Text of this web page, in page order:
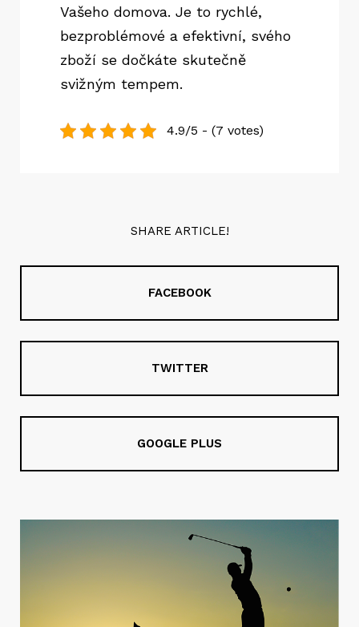
Vašeho domova. Je to rychlé,
bezproblémové a efektivní, svého
zboží se dočkáte skutečně
svižným tempem.
4.9/5 - (7 votes)
SHARE ARTICLE!
FACEBOOK
TWITTER
GOOGLE PLUS